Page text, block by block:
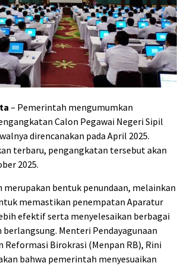
– Pemerintah mengumumkan
Calon Pegawai Negeri Sipil
direncanakan pada April 2025.
terbaru, pengangkatan tersebut akan
2025.
merupakan bentuk penundaan, melainkan
memastikan penempatan Aparatur
efektif serta menyelesaikan berbagai
Menteri Pendayagunaan
Reformasi Birokrasi (Menpan RB), Rini
bahwa pemerintah menyesuaikan